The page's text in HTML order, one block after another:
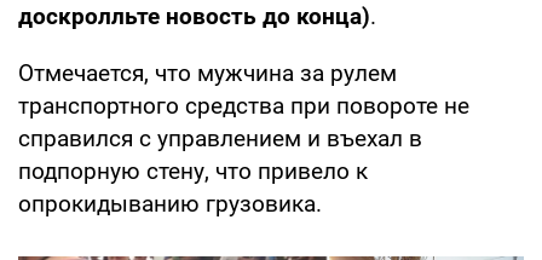
доскролльте новость до конца).
Отмечается, что мужчина за рулем
транспортного средства при повороте не
справился с управлением и въехал в
подпорную стену, что привело к
опрокидыванию грузовика.